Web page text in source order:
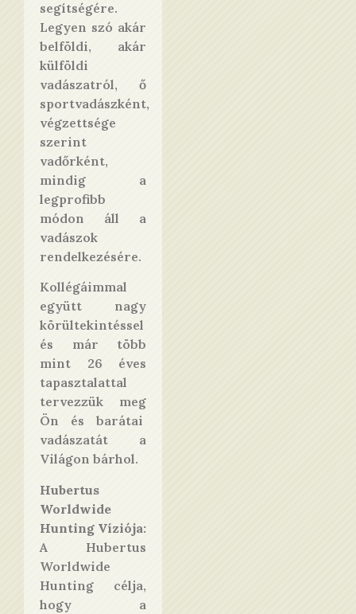
segítségére.
Legyen szó akár
belföldi, akár
külföldi
vadászatról, ő
sportvadászként,
végzettsége
szerint
vadőrként,
mindig a
legprofibb
módon áll a
vadászok
rendelkezésére.
Kollégáimmal
együtt nagy
körültekintéssel
és már több
mint 26 éves
tapasztalattal
tervezzük meg
Ön és barátai
vadászatát a
Világon bárhol.
Hubertus
Worldwide
Hunting Víziója:
A Hubertus
Worldwide
Hunting célja,
hogy a